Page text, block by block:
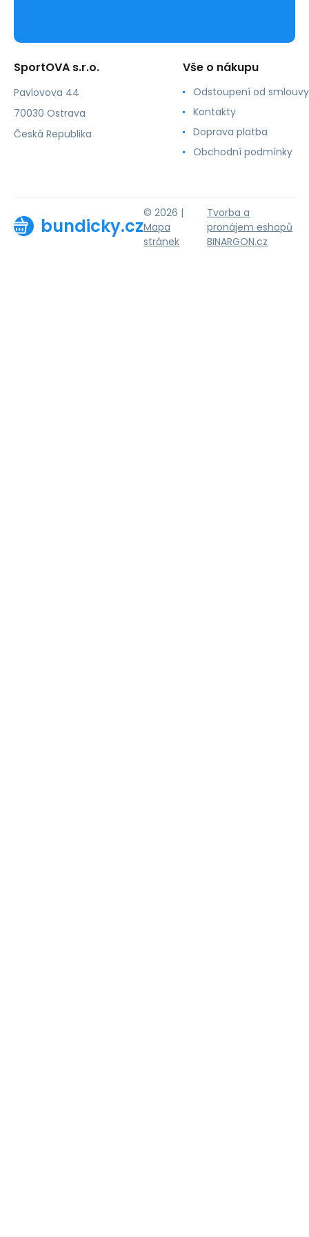
SportOVA s.r.o.
Pavlovova 44
70030 Ostrava
Česká Republika
Vše o nákupu
Odstoupení od smlouvy
Kontakty
Doprava platba
Obchodní podmínky
bundicky.cz
© 2026 |
Mapa
stránek
Tvorba a
pronájem eshopů
BINARGON.cz